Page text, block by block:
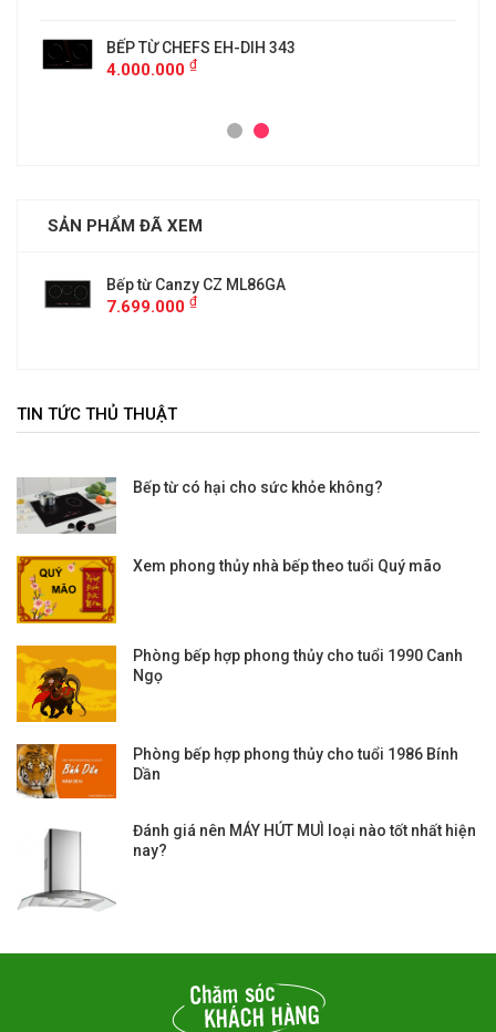
BẾP TỪ CHEFS EH-DIH 343
4.000.000 ₫
SẢN PHẨM ĐÃ XEM
Bếp từ Canzy CZ ML86GA
7.699.000 ₫
TIN TỨC THỦ THUẬT
Bếp từ có hại cho sức khỏe không?
Xem phong thủy nhà bếp theo tuổi Quý mão
Phòng bếp hợp phong thủy cho tuổi 1990 Canh
Ngọ
Phòng bếp hợp phong thủy cho tuổi 1986 Bính
Dần
Đánh giá nên MÁY HÚT MUÌ loại nào tốt nhất hiện
nay?